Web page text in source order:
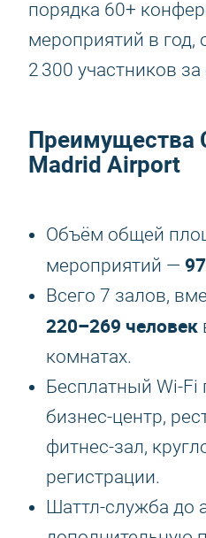
порядка 60+
мероприятий в год,
2 300 участников
Преимущества
Madrid Airport
Объём общей
мероприятий —
Всего 7 залов,
220–269 человек
комнатах.
Бесплатный
бизнес‑центр,
фитнес‑зал,
регистрации.
Шаттл‑служба до